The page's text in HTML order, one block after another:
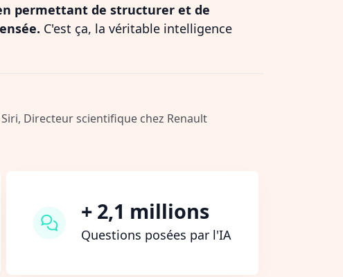
permettant de structurer et de
C'est ça, la véritable intelligence
Directeur scientifique chez Renault
+ 2,1 millions
Questions posées par l'IA